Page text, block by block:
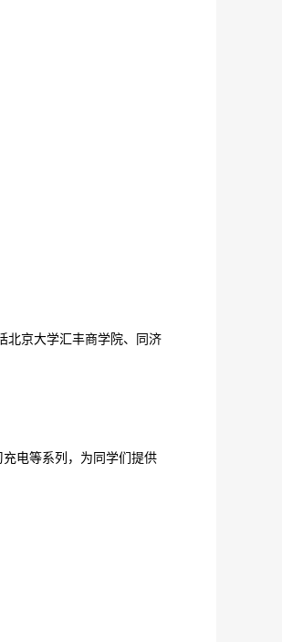
北京大学汇丰商学院、同济
电等系列，为同学们提供